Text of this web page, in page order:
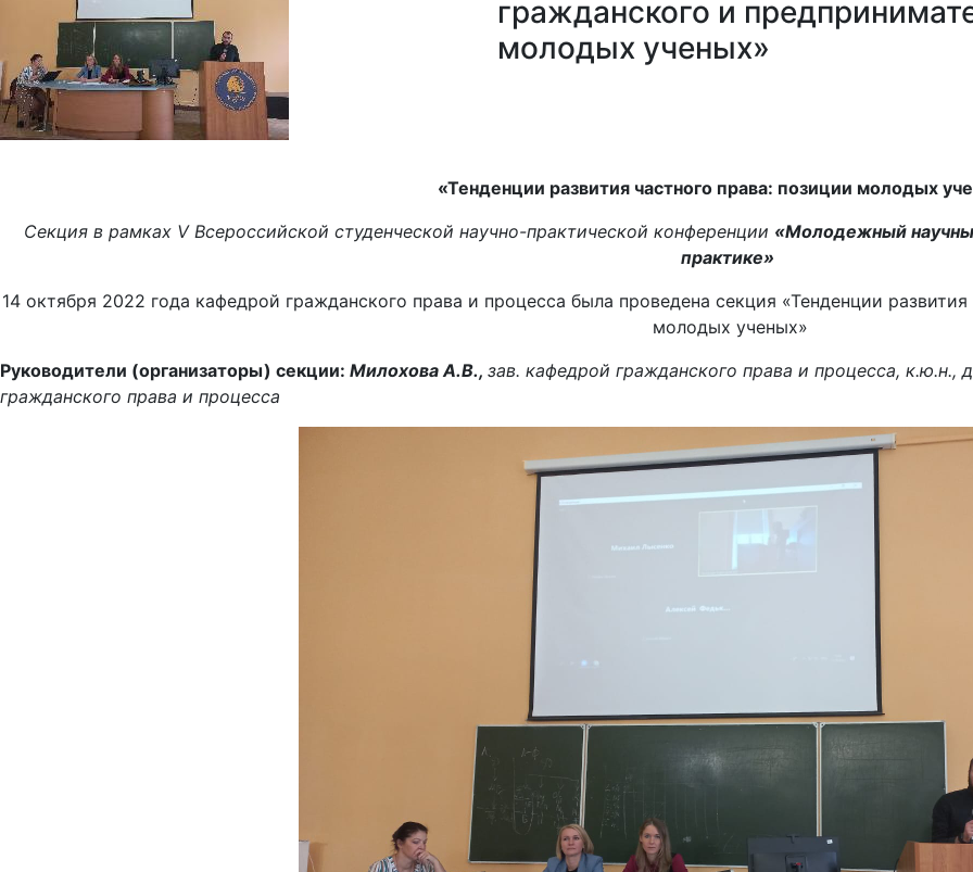
гражданского и
молодых ученых»
«Тенденции развития частного права: позиции молодых
Секция в рамках V Всероссийской студенческой научно-практической конференции «Молодежный
практике»
14 октября 2022 года кафедрой гражданского права и процесса была проведена секция «Тенденции
молодых ученых»
Руководители (организаторы) секции: Милохова А.В., зав. кафедрой гражданского права и процесса, к.ю.н.,
гражданского права и процесса